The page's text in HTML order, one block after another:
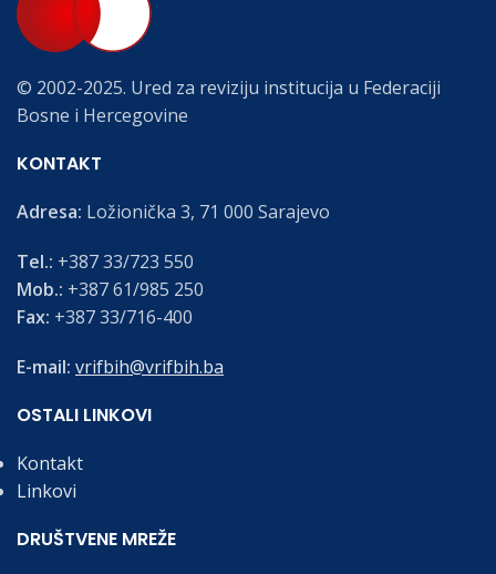
© 2002-2025. Ured za reviziju institucija u Federaciji
Bosne i Hercegovine
KONTAKT
Adresa: Ložionička 3, 71 000 Sarajevo
Tel.: +387 33/723 550
Mob.: +387 61/985 250
Fax: +387 33/716-400
E-mail: vrifbih@vrifbih.ba
OSTALI LINKOVI
Kontakt
Linkovi
DRUŠTVENE MREŽE